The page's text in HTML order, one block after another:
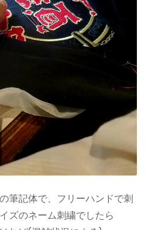
筆記体で、フリーハンドで刺
ズのネーム刺繍でしたら